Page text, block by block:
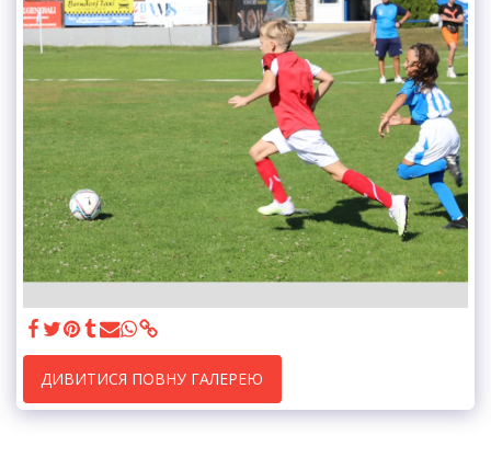
ДИВИТИСЯ ПОВНУ ГАЛЕРЕЮ